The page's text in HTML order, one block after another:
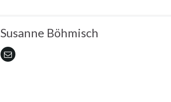
Susanne Böhmisch